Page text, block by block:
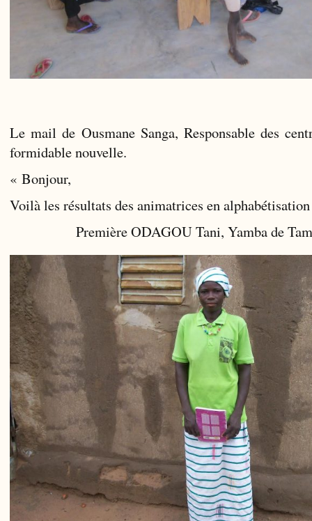
Le mail de Ousmane Sanga, Responsable des
formidable nouvelle.
« Bonjour,
Voilà les résultats des animatrices en
Première ODAGOU Tani, Yamba de